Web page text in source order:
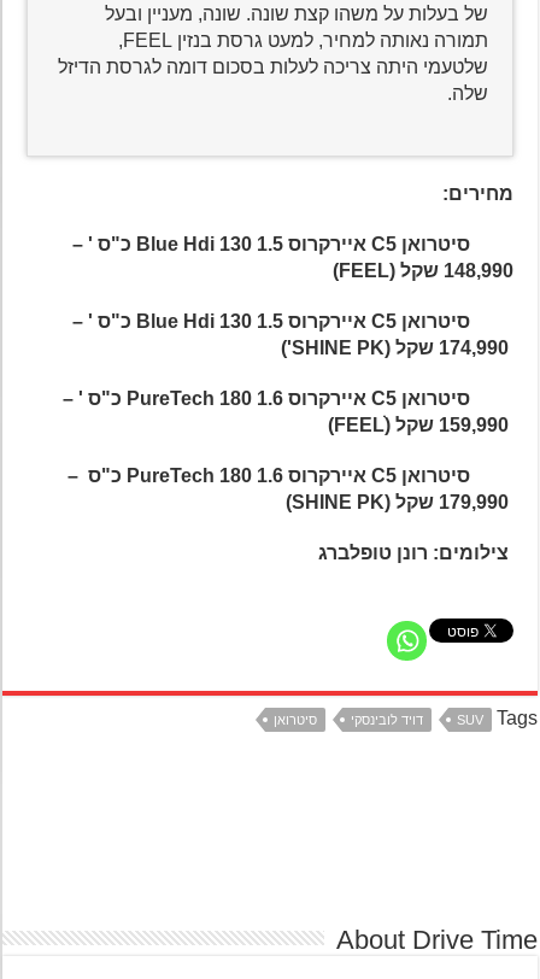
של בעלות על משהו קצת שונה. שונה, מעניין ובעל
תמורה נאותה למחיר, למעט גרסת בנזין FEEL,
שלטעמי היתה צריכה לעלות בסכום דומה לגרסת הדיזל
שלה.
מחירים:
סיטרואןC5איירקרוס1.5
Blue Hdi130 כ"ס '
–
148,990 שקל (FEEL)
סיטרואןC5איירקרוס 1.5 Blue Hdi130 כ"ס '
–
174,990שקל (SHINE PK')
סיטרואןC5איירקרוס 1.6 PureTech 180 כ"ס '–
159,990שקל (FEELׂׂׂׂ)
סיטרואןC5איירקרוס 1.6 PureTech 180 כ"ס–
179,990שקל (SHINE PK)
צילומים: רונן טופלברג
SUV דויד לובינסקי סיטרואן
About Drive